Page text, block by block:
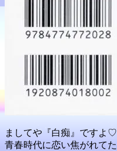
ましてや『白痴』ですよ♡
青春時代に恋い焦がれてた